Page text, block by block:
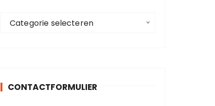
r
Categorie selecteren
CONTACTFORMULIER